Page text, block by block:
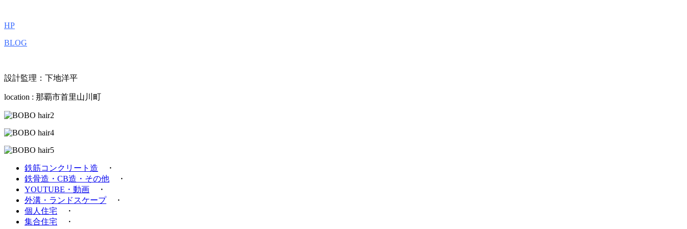
HP
BLOG
設計監理：下地洋平
location : 那覇市首里山川町
鉄筋コンクリート造 ・
鉄骨造・CB造・その他 ・
YOUTUBE・動画 ・
外溝・ランドスケープ・
個人住宅 ・
集合住宅 ・